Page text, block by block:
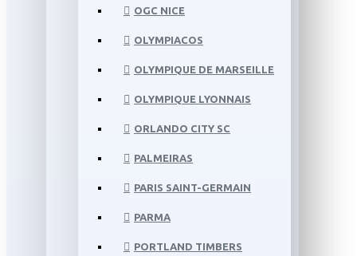
OGC NICE
OLYMPIACOS
OLYMPIQUE DE MARSEILLE
OLYMPIQUE LYONNAIS
ORLANDO CITY SC
PALMEIRAS
PARIS SAINT-GERMAIN
PARMA
PORTLAND TIMBERS